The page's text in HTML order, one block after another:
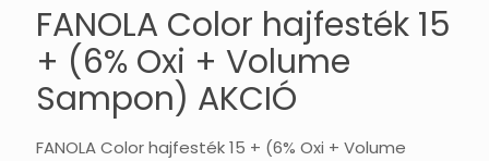
FANOLA Color hajfesték 15
+ (6% Oxi + Volume
Sampon) AKCIÓ
FANOLA Color hajfesték 15 + (6% Oxi + Volume